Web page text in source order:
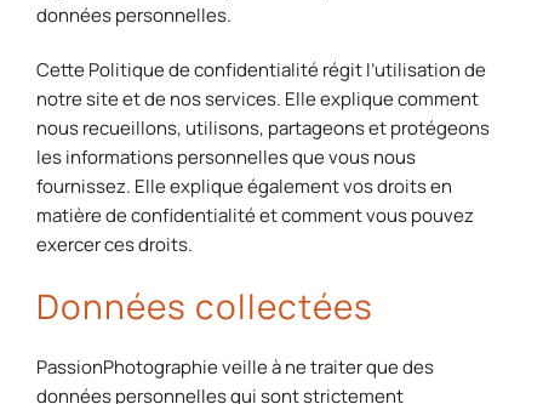
données personnelles.
Cette Politique de confidentialité régit l’utilisation de
notre site et de nos services. Elle explique comment
nous recueillons, utilisons, partageons et protégeons
les informations personnelles que vous nous
fournissez. Elle explique également vos droits en
matière de confidentialité et comment vous pouvez
exercer ces droits.
Données collectées
PassionPhotographie veille à ne traiter que des
données personnelles qui sont strictement